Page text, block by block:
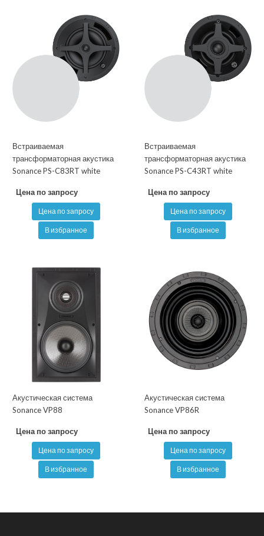
Встраиваемая
трансформаторная акустика
Sonance PS-C83RT white
Цена по запросу
Цена по запросу
В избранное
Встраиваемая
трансформаторная акустика
Sonance PS-C43RT white
Цена по запросу
Цена по запросу
В избранное
Акустическая система
Sonance VP88
Цена по запросу
Цена по запросу
В избранное
Акустическая система
Sonance VP86R
Цена по запросу
Цена по запросу
В избранное